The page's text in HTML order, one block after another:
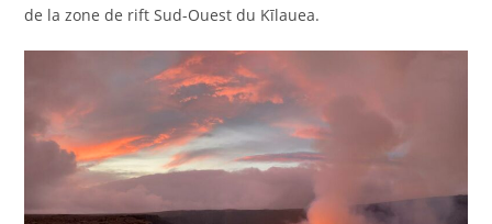
de la zone de rift Sud-Ouest du Kīlauea.